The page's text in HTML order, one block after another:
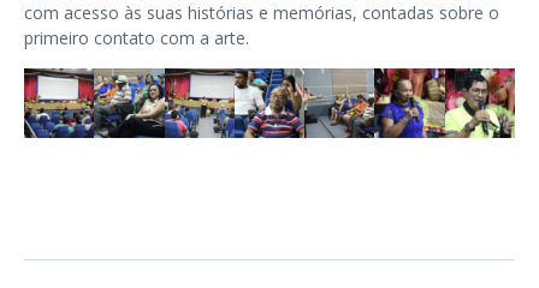
com acesso às suas histórias e memórias, contadas sobre o
primeiro contato com a arte.